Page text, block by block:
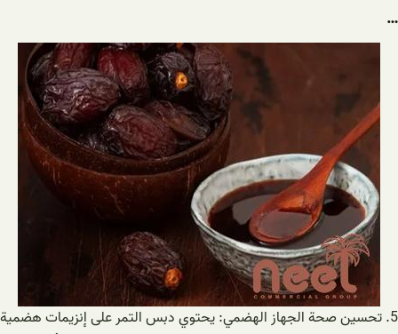
…
5. تحسين صحة الجهاز الهضمي: يحتوي دبس التمر على إنزيمات هضمية